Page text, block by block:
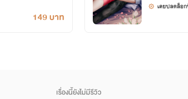
149 บาท
เคยปลดล็อ
เรื่องนี้ยังไม่มีรีวิว